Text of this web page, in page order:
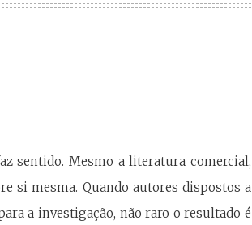
sentido. Mesmo a literatura comercial,
si mesma. Quando autores dispostos a
a investigação, não raro o resultado é